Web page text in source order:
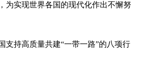
为实现世界各国的现代化作出不懈努
持高质量共建“一带一路”的八项行